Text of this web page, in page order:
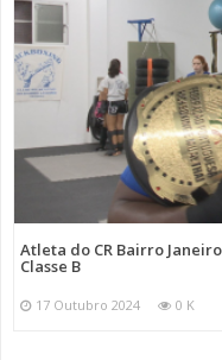
Atleta do CR Bairro
Classe B
17 Outubro 2024 0 K